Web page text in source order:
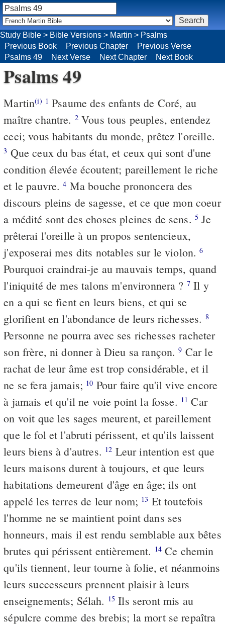
Study Bible > Bible Versions > Martin > Psalms
Previous Book
Previous Chapter
Previous Verse
Psalms 49
Next Verse Next Chapter Next Book
Psalms 49
Martin(i) 1 Psaume des enfants de Coré, au
maître chantre. 2Vous tous peuples, entendez
ceci; vous habitants du monde, prêtez l'oreille.
3 Que ceux du bas état, et ceux qui sont d'une
condition élevée écoutent; pareillement le riche
et le pauvre.4 Ma bouche prononcera des
discours pleins de sagesse, et ce que mon coeur
a médité sont des choses pleines de sens. 5 Je
prêterai l'oreille à un propos sentencieux,
j'exposerai mes dits notables sur le violon.6
Pourquoi craindrai-je au mauvais temps, quand
l'iniquité de mes talons m'environnera ? 7Il y
en a qui se fient en leurs biens, et qui se
glorifient en l'abondance de leurs richesses. 8
Personne ne pourra avec ses richesses racheter
son frère, ni donner à Dieu sa rançon.9 Car le
rachat de leur âme est trop considérable, et il
ne se fera jamais; 10 Pour faire qu'il vive encore
à jamais et qu'il ne voie point la fosse. 11 Car
on voit que les sages meurent, et pareillement
que le fol et l'abruti périssent, et qu'ils laissent
leurs biens à d'autres. 12 Leur intention est que
leurs maisons durent à toujours, et que leurs
habitations demeurent d'âge en âge; ils ont
appelé les terres de leur nom; 13 Et toutefois
l'homme ne se maintient point dans ses
honneurs, mais il est rendu semblable aux bêtes
brutes qui périssent entièrement. 14 Ce chemin
qu'ils tiennent, leur tourne à folie, et néanmoins
leurs successeurs prennent plaisir à leurs
enseignements; Sélah. 15 Ils seront mis au
sépulcre comme des brebis; la mort se repaîtra